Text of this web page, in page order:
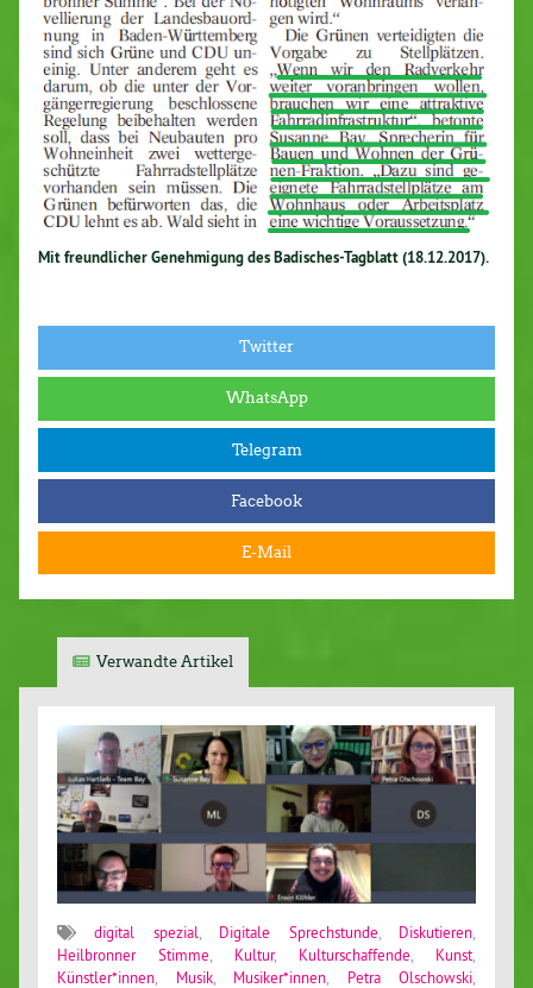
Mit freundlicher Genehmigung des Badisches-Tagblatt (18.12.2017).
Twitter
WhatsApp
Telegram
Facebook
E-Mail
Verwandte Artikel
digital spezial Digitale Sprechstunde Diskutieren
Heilbronner Stimme
Kultur, Kulturschaffende Kunst
Künstler*innen
Musik, Musiker*innen Petra Olschowski